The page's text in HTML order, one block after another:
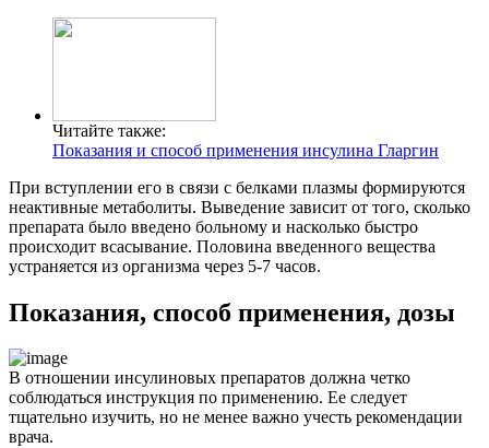
Читайте также:
Показания и способ применения инсулина Гларгин
При вступлении его в связи с белками плазмы формируются
неактивные метаболиты. Выведение зависит от того, сколько
препарата было введено больному и насколько быстро
происходит всасывание. Половина введенного вещества
устраняется из организма через 5-7 часов.
Показания, способ применения, дозы
В отношении инсулиновых препаратов должна четко
соблюдаться инструкция по применению. Ее следует
тщательно изучить, но не менее важно учесть рекомендации
врача.